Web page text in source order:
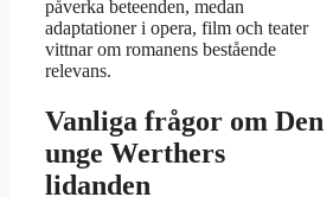
påverka beteenden, medan
adaptationer i opera, film och teater
vittnar om romanens bestående
relevans.
Vanliga frågor om Den
unge Werthers
lidanden